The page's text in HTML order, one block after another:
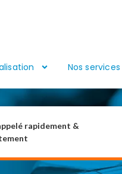
Nos services
rapidement &